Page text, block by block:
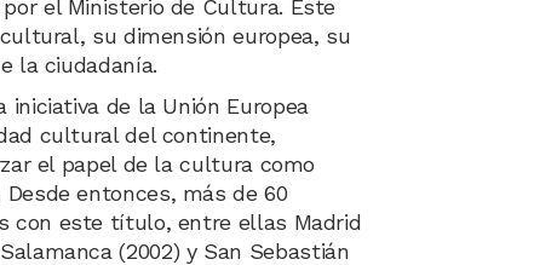
el Ministerio de Cultura. Este
su dimensión europea, su
la ciudadanía.
de la Unión Europea
cultural del continente,
el papel de la cultura como
entonces, más de 60
con este título, entre ellas Madrid
(2002) y San Sebastián